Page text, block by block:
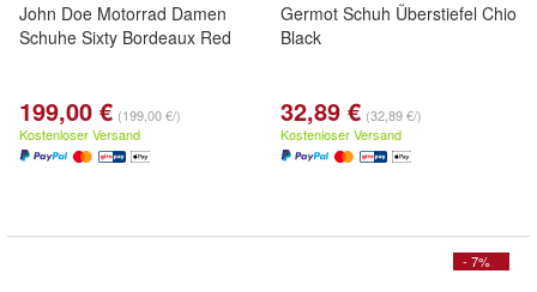
John Doe Motorrad Damen
Schuhe Sixty Bordeaux Red
199,00 € (199,00 €/)
Kostenloser Versand
Germot Schuh Überstiefel Chio
Black
32,89 € (32,89 €/)
Kostenloser Versand
- 7%